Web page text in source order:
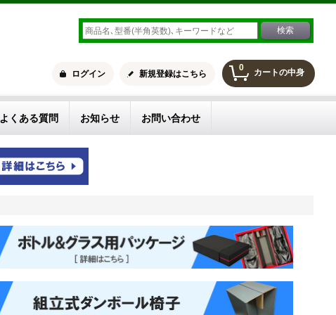
0 カートの中身
ログイン 新規登録はこちら
よくある質問 お知らせ お問い合わせ